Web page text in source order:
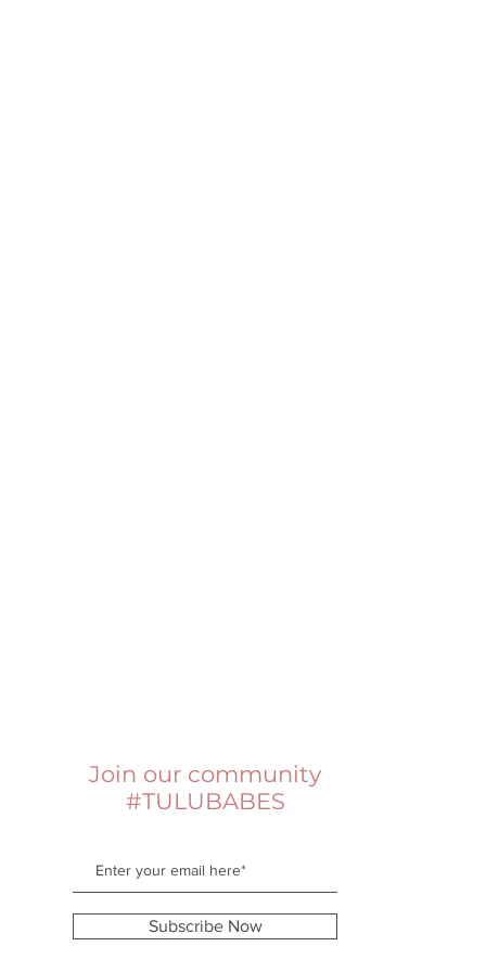
Join our community
#TULUBABES
Subscribe Now